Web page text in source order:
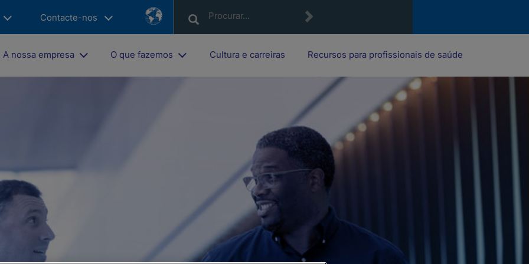
Contacte-nos
Country
A nossa empresa O que fazemos Cultura e carreiras Recursos para profissionais de saúde